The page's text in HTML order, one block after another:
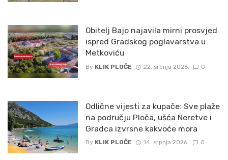
Obitelj Bajo najavila mirni prosvjed
ispred Gradskog poglavarstva u
Metkoviću
By KLIK PLOČE 22. srpnja 2026. 0
Odlične vijesti za kupače: Sve plaže
na području Ploča, ušća Neretve i
Gradca izvrsne kakvoće mora
By KLIK PLOČE 14. srpnja 2026. 0